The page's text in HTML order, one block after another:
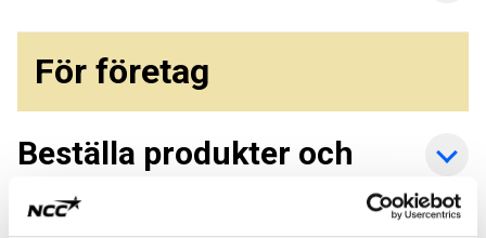
För företag
Beställa produkter och
tjänster